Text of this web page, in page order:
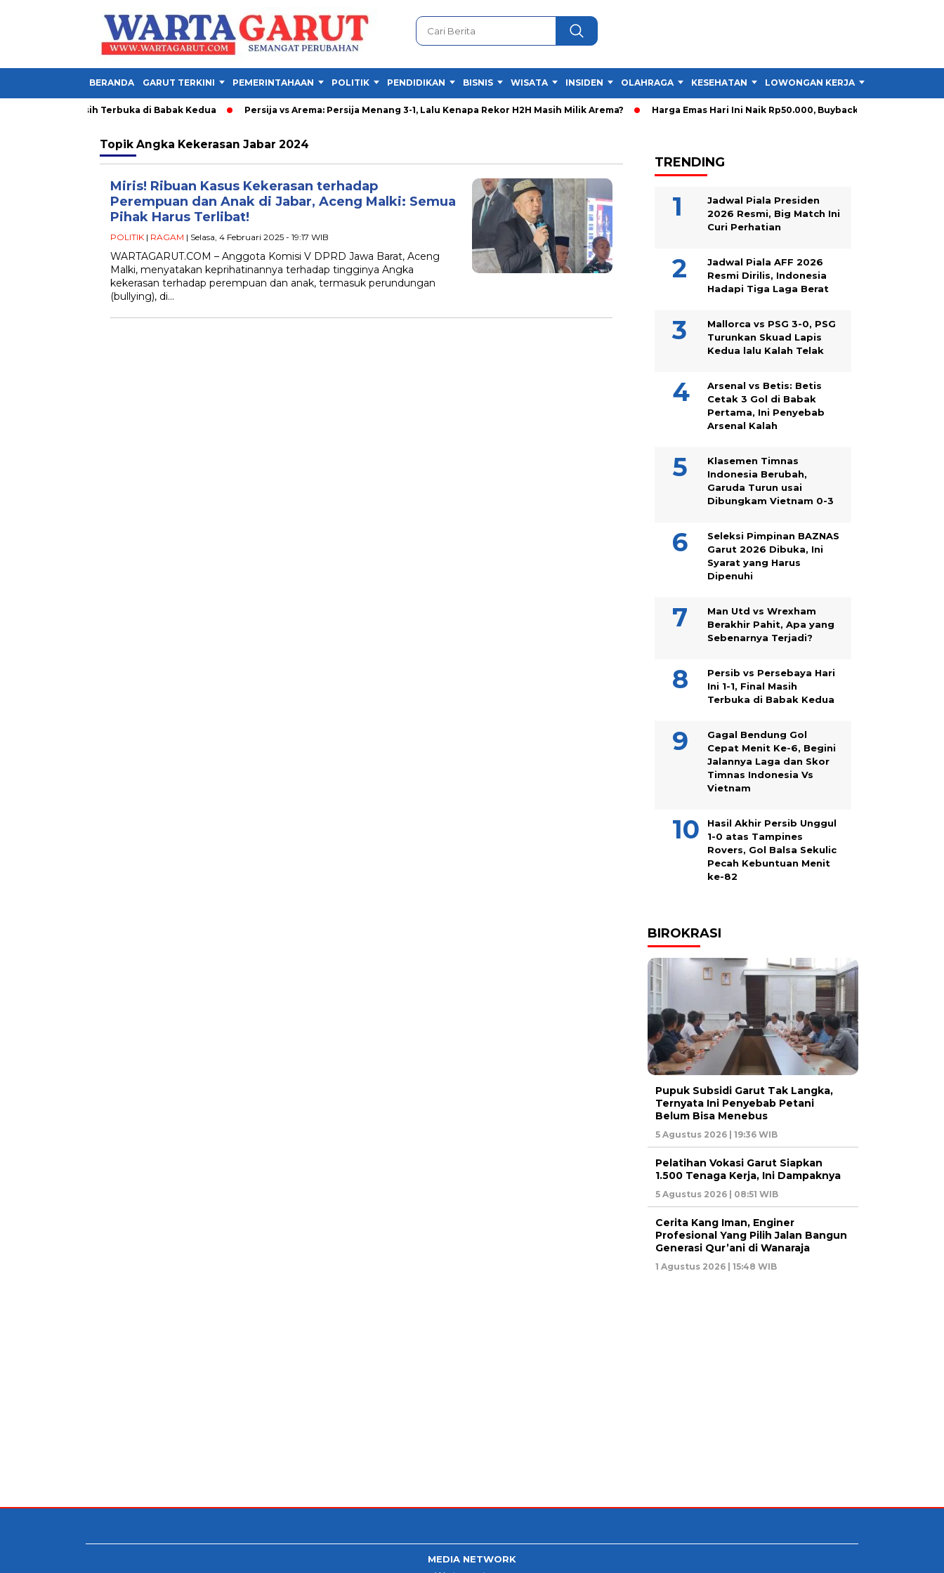
BERANDA GARUT TERKINI PEMERINTAHAAN POLITIK PENDIDIKAN BISNIS WISATA INSIDEN OLAHRAGA KESEHATAN LOWONGAN KERJA
1-1, Final Masih Terbuka di Babak Kedua Persija vs Arema: Persija Menang 3-1, Lalu Kenapa Rekor H2H Masih Milik Arema? Harga Emas Hari Ini Naik Rp50.000, Buyback Melonjak Rp90.000
Topik Angka Kekerasan Jabar 2024
Miris! Ribuan Kasus Kekerasan terhadap
Perempuan dan Anak di Jabar, Aceng Malki: Semua
Pihak Harus Terlibat!
POLITIK | RAGAM | Selasa, 4 Februari 2025 - 19:17 WIB
WARTAGARUT.COM – Anggota Komisi V DPRD Jawa Barat, Aceng
Malki, menyatakan keprihatinannya terhadap tingginya Angka
kekerasan terhadap perempuan dan anak, termasuk perundungan
(bullying), di…
TRENDING
Jadwal Piala Presiden
2026 Resmi, Big Match Ini
Curi Perhatian
Jadwal Piala AFF 2026
Resmi Dirilis, Indonesia
Hadapi Tiga Laga Berat
Mallorca vs PSG 3-0, PSG
Turunkan Skuad Lapis
Kedua lalu Kalah Telak
Arsenal vs Betis: Betis
Cetak 3 Gol di Babak
Pertama, Ini Penyebab
Arsenal Kalah
Klasemen Timnas
Indonesia Berubah,
Garuda Turun usai
Dibungkam Vietnam 0-3
Seleksi Pimpinan BAZNAS
Garut 2026 Dibuka, Ini
Syarat yang Harus
Dipenuhi
Man Utd vs Wrexham
Berakhir Pahit, Apa yang
Sebenarnya Terjadi?
Persib vs Persebaya Hari
Ini 1-1, Final Masih
Terbuka di Babak Kedua
Gagal Bendung Gol
Cepat Menit Ke-6, Begini
Jalannya Laga dan Skor
Timnas Indonesia Vs
Vietnam
Hasil Akhir Persib Unggul
1-0 atas Tampines
Rovers, Gol Balsa Sekulic
Pecah Kebuntuan Menit
ke-82
BIROKRASI
Pupuk Subsidi Garut Tak Langka,
Ternyata Ini Penyebab Petani
Belum Bisa Menebus
5 Agustus 2026 | 19:36 WIB
Pelatihan Vokasi Garut Siapkan
1.500 Tenaga Kerja, Ini Dampaknya
5 Agustus 2026 | 08:51 WIB
Cerita Kang Iman, Enginer
Profesional Yang Pilih Jalan Bangun
Generasi Qur’ani di Wanaraja
1 Agustus 2026 | 15:48 WIB
MEDIA NETWORK